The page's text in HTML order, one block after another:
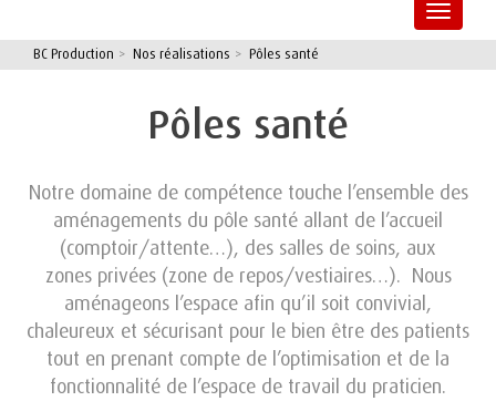
Toggle
BC Production > Nos réalisations > Pôles santé
Pôles santé
Notre domaine de compétence touche l’ensemble des
aménagements du pôle santé allant de l’accueil
(comptoir/attente…), des salles de soins, aux
zones privées (zone de repos/vestiaires…). Nous
aménageons l’espace afin qu’il soit convivial,
chaleureux et sécurisant pour le bien être des patients
tout en prenant compte de l’optimisation et de la
fonctionnalité de l’espace de travail du praticien.